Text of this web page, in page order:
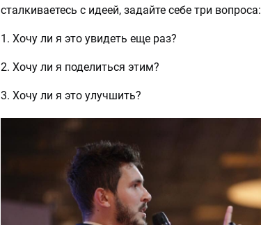
сталкиваетесь с идеей, задайте себе три вопроса:
1. Хочу ли я это увидеть еще раз?
2. Хочу ли я поделиться этим?
3. Хочу ли я это улучшить?